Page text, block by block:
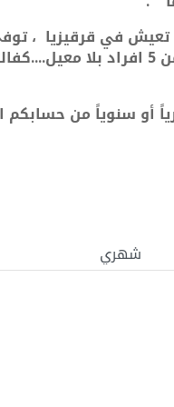
العمر 10 سنــوات، تعيش في
أو سنوياً من